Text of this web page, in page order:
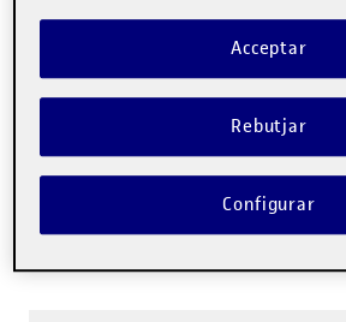
Pagament
pagament del teu curs.
Rebutjar
Acceptar
Configurar